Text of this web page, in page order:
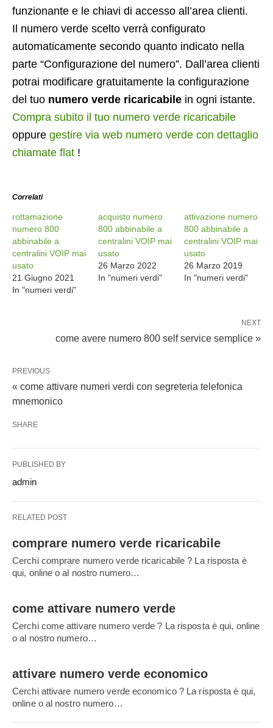
funzionante e le chiavi di accesso all’area clienti.
Il numero verde scelto verrà configurato
automaticamente secondo quanto indicato nella
parte “Configurazione del numero”. Dall’area clienti
potrai modificare gratuitamente la configurazione
del tuo numero verde ricaricabile in ogni istante.
Compra subito il tuo numero verde ricaricabile
oppure gestire via web numero verde con dettaglio
chiamate flat !
Correlati
rottamazione
numero 800
abbinabile a
centralini VOIP mai
usato
21 Giugno 2021
In "numeri verdi"
acquisto numero
800 abbinabile a
centralini VOIP mai
usato
26 Marzo 2022
In "numeri verdi"
attivazione numero
800 abbinabile a
centralini VOIP mai
usato
26 Marzo 2019
In "numeri verdi"
NEXT
come avere numero 800 self service semplice »
PREVIOUS
« come attivare numeri verdi con segreteria telefonica
mnemonico
SHARE
PUBLISHED BY
admin
RELATED POST
comprare numero verde ricaricabile
Cerchi comprare numero verde ricaricabile ? La risposta è
qui, online o al nostro numero…
come attivare numero verde
Cerchi come attivare numero verde ? La risposta è qui, online
o al nostro numero…
attivare numero verde economico
Cerchi attivare numero verde economico ? La risposta è qui,
online o al nostro numero…